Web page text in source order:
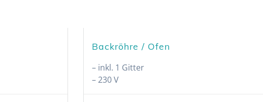
Backröhre / Ofen
– inkl. 1 Gitter
– 230 V